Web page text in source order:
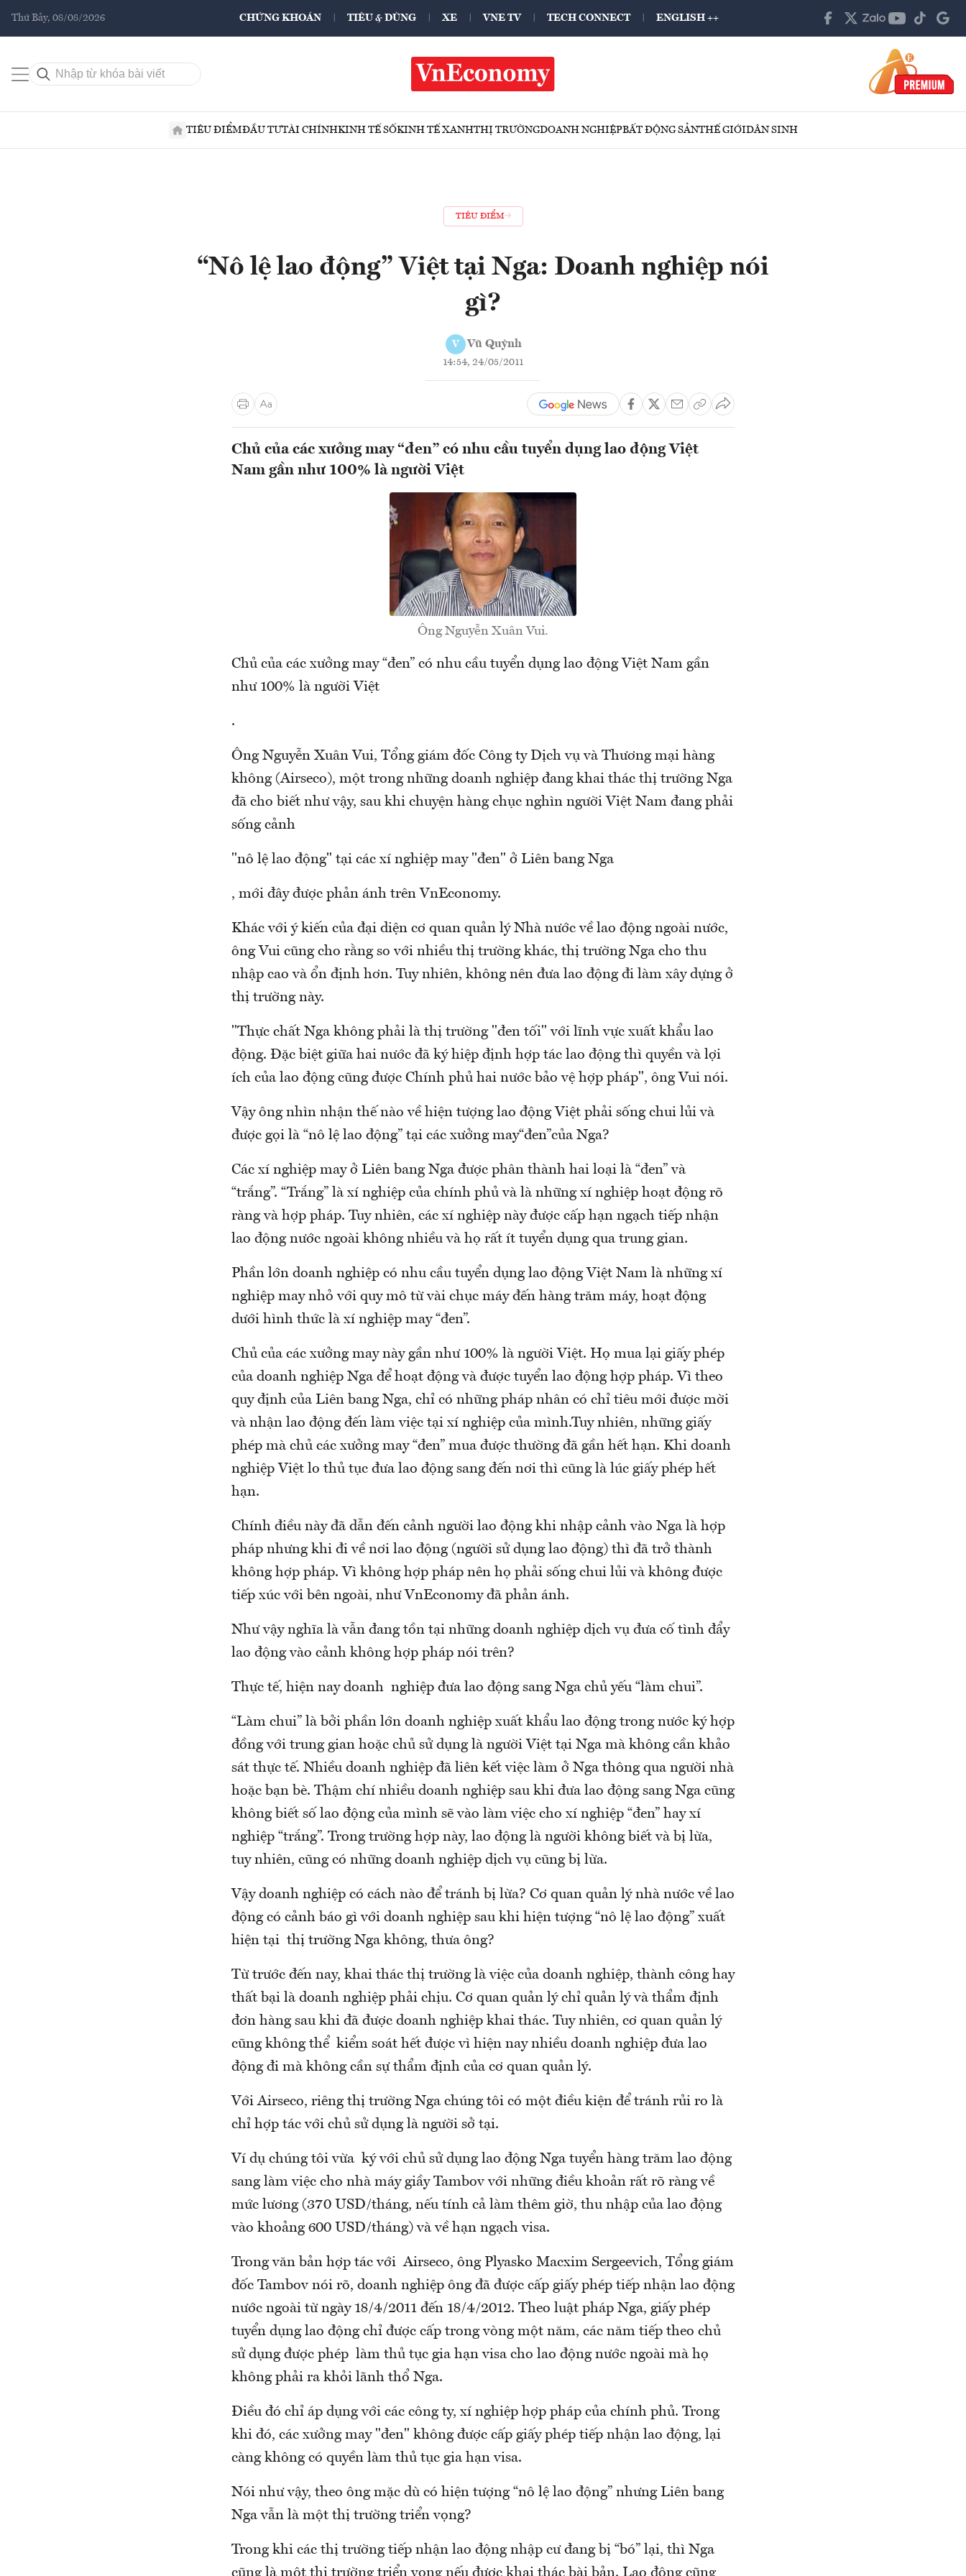
Thứ Bảy, 08/08/2026 CHỨNG KHOÁN TIÊU & DÙNG XE VNE TV TECH CONNECT ENGLISH ++
TIÊU ĐIỂMĐẦU TƯTÀI CHÍNHKINH TẾ SỐKINH TẾ XANHTHỊ TRƯỜNGDOANH NGHIỆPBẤT ĐỘNG SẢNTHẾ GIỚIDÂN SINH
TIÊU ĐIỂM
“Nô lệ lao động” Việt tại Nga: Doanh nghiệp nói
gì?
V Vũ Quỳnh
14:54, 24/05/2011
Chủ của các xưởng may “đen” có nhu cầu tuyển dụng lao động Việt
Nam gần như 100% là người Việt
Ông Nguyễn Xuân Vui.
Chủ của các xưởng may “đen” có nhu cầu tuyển dụng lao động Việt Nam gần
như 100% là người Việt
.
Ông Nguyễn Xuân Vui, Tổng giám đốc Công ty Dịch vụ và Thương mại hàng
không (Airseco), một trong những doanh nghiệp đang khai thác thị trường Nga
đã cho biết như vậy, sau khi chuyện hàng chục nghìn người Việt Nam đang phải
sống cảnh
"nô lệ lao động" tại các xí nghiệp may "đen" ở Liên bang Nga
, mới đây được phản ánh trên VnEconomy.
Khác với ý kiến của đại diện cơ quan quản lý Nhà nước về lao động ngoài nước,
ông Vui cũng cho rằng so với nhiều thị trường khác, thị trường Nga cho thu
nhập cao và ổn định hơn. Tuy nhiên, không nên đưa lao động đi làm xây dựng ở
thị trường này.
"Thực chất Nga không phải là thị trường "đen tối" với lĩnh vực xuất khẩu lao
động. Đặc biệt giữa hai nước đã ký hiệp định hợp tác lao động thì quyền và lợi
ích của lao động cũng được Chính phủ hai nước bảo vệ hợp pháp", ông Vui nói.
Vậy ông nhìn nhận thế nào về hiện tượng lao động Việt phải sống chui lủi và
được gọi là “nô lệ lao động” tại các xưởng may“đen”của Nga?
Các xí nghiệp may ở Liên bang Nga được phân thành hai loại là “đen” và
“trắng”. “Trắng” là xí nghiệp của chính phủ và là những xí nghiệp hoạt động rõ
ràng và hợp pháp. Tuy nhiên, các xí nghiệp này được cấp hạn ngạch tiếp nhận
lao động nước ngoài không nhiều và họ rất ít tuyển dụng qua trung gian.
Phần lớn doanh nghiệp có nhu cầu tuyển dụng lao động Việt Nam là những xí
nghiệp may nhỏ với quy mô từ vài chục máy đến hàng trăm máy, hoạt động
dưới hình thức là xí nghiệp may “đen”.
Chủ của các xưởng may này gần như 100% là người Việt. Họ mua lại giấy phép
của doanh nghiệp Nga để hoạt động và được tuyển lao động hợp pháp. Vì theo
quy định của Liên bang Nga, chỉ có những pháp nhân có chỉ tiêu mới được mời
và nhận lao động đến làm việc tại xí nghiệp của mình.Tuy nhiên, những giấy
phép mà chủ các xưởng may “đen” mua được thường đã gần hết hạn. Khi doanh
nghiệp Việt lo thủ tục đưa lao động sang đến nơi thì cũng là lúc giấy phép hết
hạn.
Chính điều này đã dẫn đến cảnh người lao động khi nhập cảnh vào Nga là hợp
pháp nhưng khi đi về nơi lao động (người sử dụng lao động) thì đã trở thành
không hợp pháp. Vì không hợp pháp nên họ phải sống chui lủi và không được
tiếp xúc với bên ngoài, như VnEconomy đã phản ánh.
Như vậy nghĩa là vẫn đang tồn tại những doanh nghiệp dịch vụ đưa cố tình đẩy
lao động vào cảnh không hợp pháp nói trên?
Thực tế, hiện nay doanh nghiệp đưa lao động sang Nga chủ yếu “làm chui”.
“Làm chui” là bởi phần lớn doanh nghiệp xuất khẩu lao động trong nước ký hợp
đồng với trung gian hoặc chủ sử dụng là người Việt tại Nga mà không cần khảo
sát thực tế. Nhiều doanh nghiệp đã liên kết việc làm ở Nga thông qua người nhà
hoặc bạn bè. Thậm chí nhiều doanh nghiệp sau khi đưa lao động sang Nga cũng
không biết số lao động của mình sẽ vào làm việc cho xí nghiệp “đen” hay xí
nghiệp “trắng”. Trong trường hợp này, lao động là người không biết và bị lừa,
tuy nhiên, cũng có những doanh nghiệp dịch vụ cũng bị lừa.
Vậy doanh nghiệp có cách nào để tránh bị lừa? Cơ quan quản lý nhà nước về lao
động có cảnh báo gì với doanh nghiệp sau khi hiện tượng “nô lệ lao động” xuất
hiện tại thị trường Nga không, thưa ông?
Từ trước đến nay, khai thác thị trường là việc của doanh nghiệp, thành công hay
thất bại là doanh nghiệp phải chịu. Cơ quan quản lý chỉ quản lý và thẩm định
đơn hàng sau khi đã được doanh nghiệp khai thác. Tuy nhiên, cơ quan quản lý
cũng không thể kiểm soát hết được vì hiện nay nhiều doanh nghiệp đưa lao
động đi mà không cần sự thẩm định của cơ quan quản lý.
Với Airseco, riêng thị trường Nga chúng tôi có một điều kiện để tránh rủi ro là
chỉ hợp tác với chủ sử dụng là người sở tại.
Ví dụ chúng tôi vừa ký với chủ sử dụng lao động Nga tuyển hàng trăm lao động
sang làm việc cho nhà máy giầy Tambov với những điều khoản rất rõ ràng về
mức lương (370 USD/tháng, nếu tính cả làm thêm giờ, thu nhập của lao động
vào khoảng 600 USD/tháng) và về hạn ngạch visa.
Trong văn bản hợp tác với Airseco, ông Plyasko Macxim Sergeevich, Tổng giám
đốc Tambov nói rõ, doanh nghiệp ông đã được cấp giấy phép tiếp nhận lao động
nước ngoài từ ngày 18/4/2011 đến 18/4/2012. Theo luật pháp Nga, giấy phép
tuyển dụng lao động chỉ được cấp trong vòng một năm, các năm tiếp theo chủ
sử dụng được phép làm thủ tục gia hạn visa cho lao động nước ngoài mà họ
không phải ra khỏi lãnh thổ Nga.
Điều đó chỉ áp dụng với các công ty, xí nghiệp hợp pháp của chính phủ. Trong
khi đó, các xưởng may "đen" không được cấp giấy phép tiếp nhận lao động, lại
càng không có quyền làm thủ tục gia hạn visa.
Nói như vậy, theo ông mặc dù có hiện tượng “nô lệ lao động” nhưng Liên bang
Nga vẫn là một thị trường triển vọng?
Trong khi các thị trường tiếp nhận lao động nhập cư đang bị “bó” lại, thì Nga
cũng là một thị trường triển vọng nếu được khai thác bài bản. Lao động cũng